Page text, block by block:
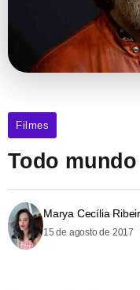
Filmes
Todo
Marya Cecília
15 de agosto de 2017